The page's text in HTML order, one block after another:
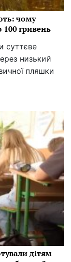
чому
гривень
суттєве
низький
пляшки
дітям